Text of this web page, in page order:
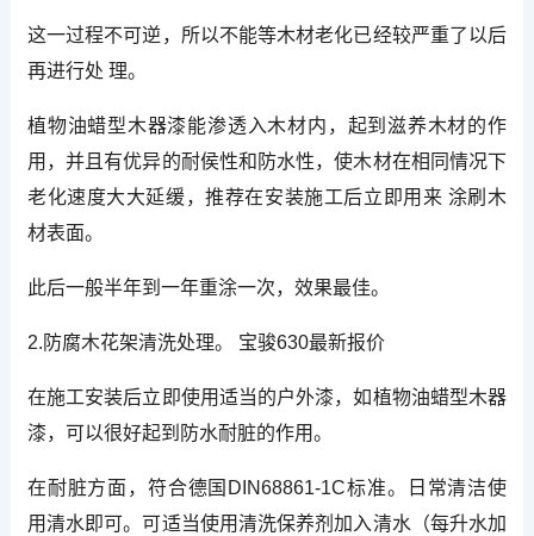
这一过程不可逆，所以不能等木材老化已经较严重了以后
再进行处 理。
植物油蜡型木器漆能渗透入木材内，起到滋养木材的作
用，并且有优异的耐侯性和防水性，使木材在相同情况下
老化速度大大延缓，推荐在安装施工后立即用来 涂刷木
材表面。
此后一般半年到一年重涂一次，效果最佳。
2.防腐木花架清洗处理。 宝骏630最新报价
在施工安装后立即使用适当的户外漆，如植物油蜡型木器
漆，可以很好起到防水耐脏的作用。
在耐脏方面，符合德国DIN68861-1C标准。日常清洁使
用清水即可。可适当使用清洗保养剂加入清水（每升水加